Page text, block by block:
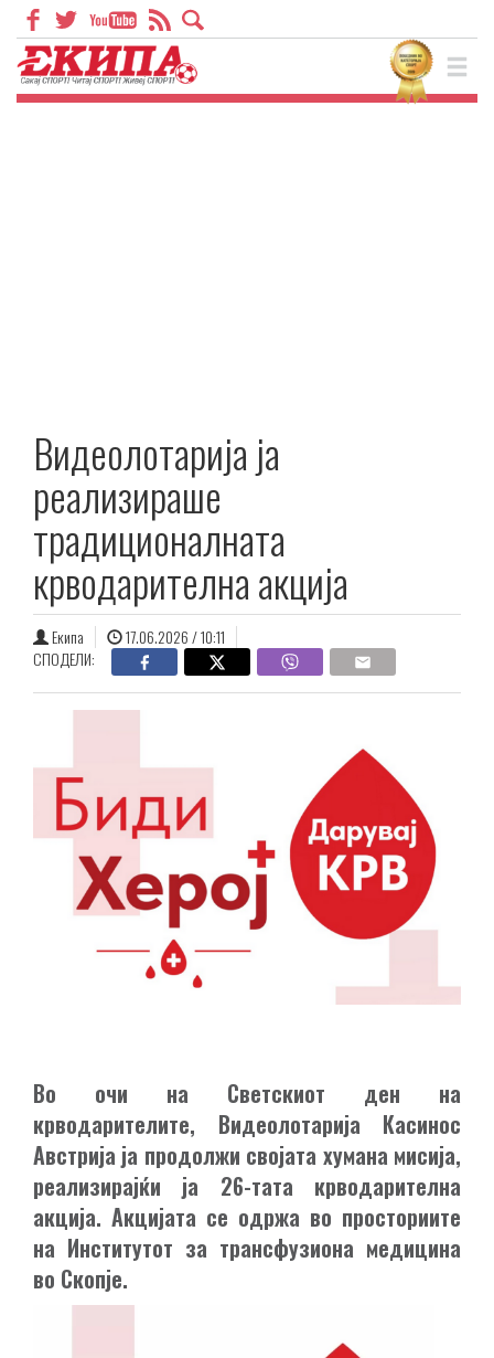
Видеолотарија ја
реализираше
традиционалната
крводарителна акција
Екипа
17.06.2026 / 10:11
СПОДЕЛИ:
Во очи на Светскиот ден на
крводарителите, Видеолотарија Касинос
Австрија ја продолжи својата хумана мисија,
реализирајќи ја 26-тата крводарителна
акција. Акцијата се одржа во просториите
на Институтот за трансфузиона медицина
во Скопје.